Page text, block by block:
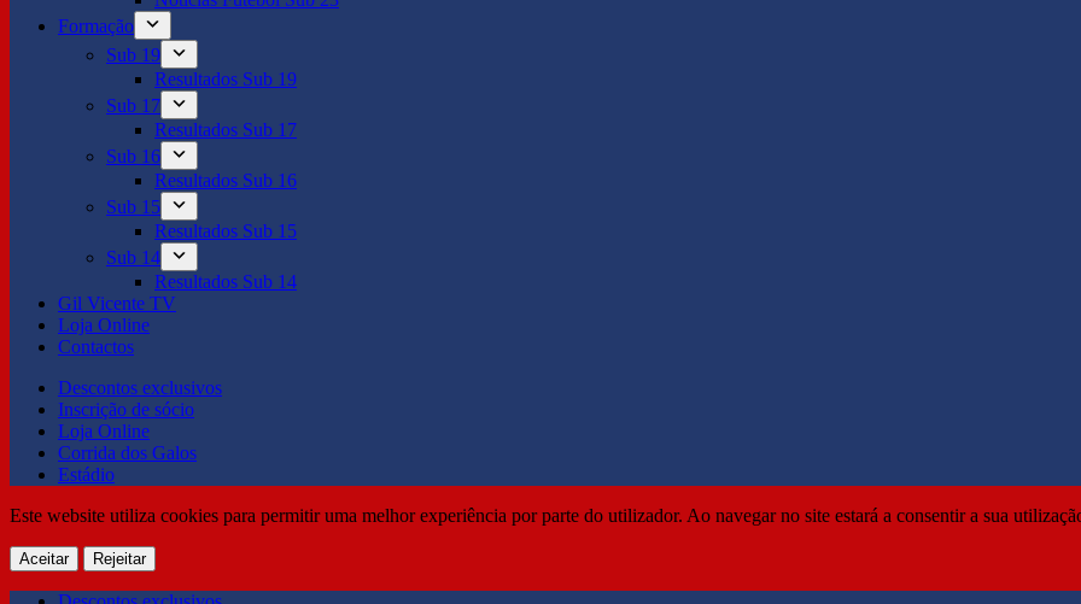
Formação
Sub 19
Resultados Sub 19
Sub 17
Resultados Sub 17
Sub 16
Resultados Sub 16
Sub 15
Resultados Sub 15
Sub 14
Resultados Sub 14
Gil Vicente TV
Loja Online
Contactos
Descontos exclusivos
Inscrição de sócio
Loja Online
Corrida dos Galos
Estádio
Este website utiliza cookies para permitir uma melhor experiência por parte do utilizador. Ao navegar no site estará a consentir a sua
Aceitar Rejeitar